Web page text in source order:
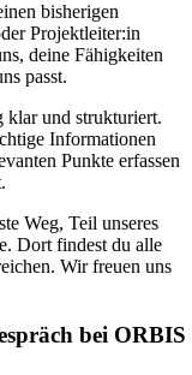
bisherigen
Projektleiter:in
deine Fähigkeiten
passt.
klar und strukturiert.
Informationen
Punkte erfassen
Weg, Teil unseres
Dort findest du alle
Wir freuen uns
bei ORBIS